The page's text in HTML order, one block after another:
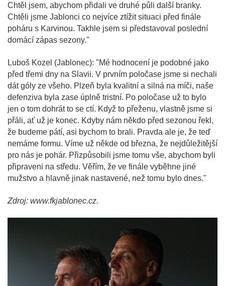
Chtěl jsem, abychom přidali ve druhé půli další branky.
Chtěli jsme Jablonci co nejvíce ztížit situaci před finále
poháru s Karvinou. Takhle jsem si představoval poslední
domácí zápas sezony."
Luboš Kozel (Jablonec): "Mé hodnocení je podobné jako
před třemi dny na Slavii. V prvním poločase jsme si nechali
dát góly ze všeho. Plzeň byla kvalitní a silná na míči, naše
defenziva byla zase úplně tristní. Po poločase už to bylo
jen o tom dohrát to se ctí. Když to přeženu, vlastně jsme si
přáli, ať už je konec. Kdyby nám někdo před sezonou řekl,
že budeme pátí, asi bychom to brali. Pravda ale je, že teď
nemáme formu. Víme už někde od března, že nejdůležitější
pro nás je pohár. Přizpůsobili jsme tomu vše, abychom byli
připraveni na středu. Věřím, že ve finále vyběhne jiné
mužstvo a hlavně jinak nastavené, než tomu bylo dnes."
Zdroj: www.fkjablonec.cz.